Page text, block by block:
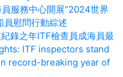
服務中心開展“2024世界
員慰問行動綜述
錄之年ITF檢查員成海員最
ITF inspectors stand
record-breaking year of